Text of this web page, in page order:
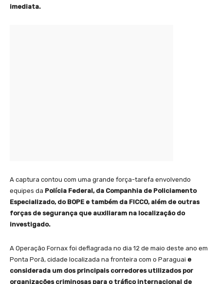
imediata.
A captura contou com uma grande força-tarefa envolvendo
equipes da Polícia Federal, da Companhia de Policiamento
Especializado, do BOPE e também da FICCO, além de outras
forças de segurança que auxiliaram na localização do
investigado.
A Operação Fornax foi deflagrada no dia 12 de maio deste ano em
Ponta Porã, cidade localizada na fronteira com o Paraguai e
considerada um dos principais corredores utilizados por
organizações criminosas para o tráfico internacional de